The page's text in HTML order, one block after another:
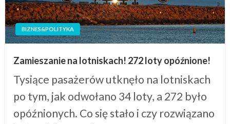
BIZNES&POLITYKA
Zamieszanie na lotniskach! 272 loty opóźnione!
Tysiące pasażerów utknęło na lotniskach
po tym, jak odwołano 34 loty, a 272 było
opóźnionych. Co się stało i czy rozwiązano